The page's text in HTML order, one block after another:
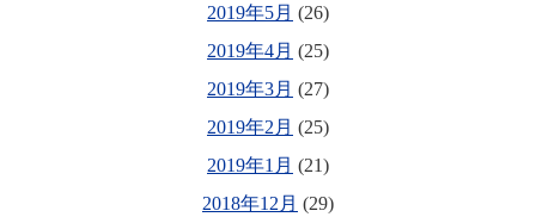
2019年5月 (26)
2019年4月 (25)
2019年3月 (27)
2019年2月 (25)
2019年1月 (21)
2018年12月 (29)